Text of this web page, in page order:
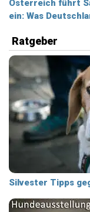
Österreich führt
ein: Was
Ratgeber
Silvester Tipps